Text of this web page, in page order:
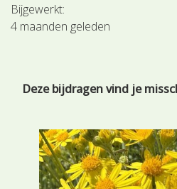
Bijgewerkt:
4 maanden geleden
Deze bijdragen vind je